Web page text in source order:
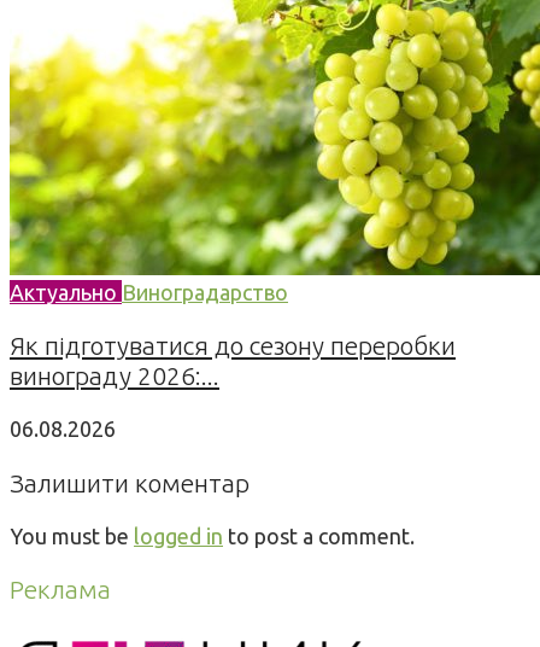
Актуально Виноградарство
Як підготуватися до сезону переробки
винограду 2026:...
06.08.2026
Залишити коментар
You must be logged in to post a comment.
Реклама